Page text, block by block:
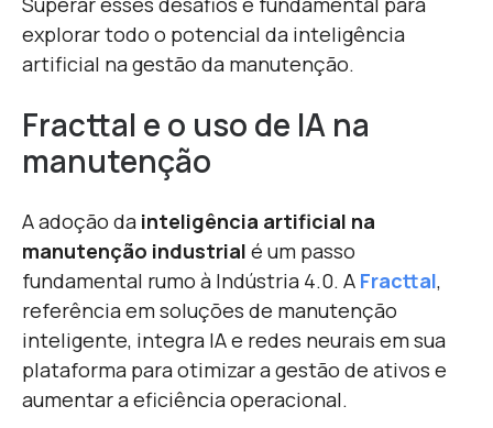
explorar todo o potencial da inteligência
artificial na gestão da manutenção.
Fracttal e o uso de IA na
manutenção
A adoção da inteligência artificial na
manutenção industrial é um passo
fundamental rumo à Indústria 4.0. A Fracttal,
referência em soluções de manutenção
inteligente, integra IA e redes neurais em sua
plataforma para otimizar a gestão de ativos e
aumentar a eficiência operacional.